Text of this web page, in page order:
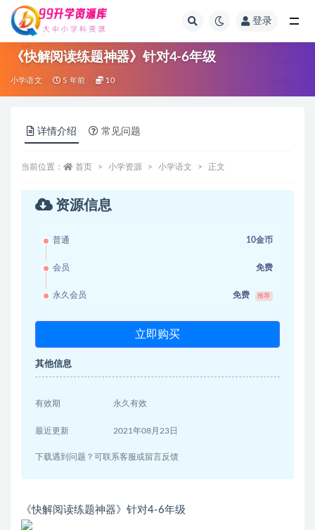
登录
《快解阅读练题神器》针对4-6年级
小学语文 5 年前 10
详情介绍 常见问题
当前位置： 首页 小学资源 小学语文 正文
资源信息
普通 10金币
会员 免费
永久会员 免费 推荐
立即购买
其他信息
有效期 永久有效
最近更新 2021年08月23日
下载遇到问题？可联系客服或留言反馈
《快解阅读练题神器》针对4-6年级